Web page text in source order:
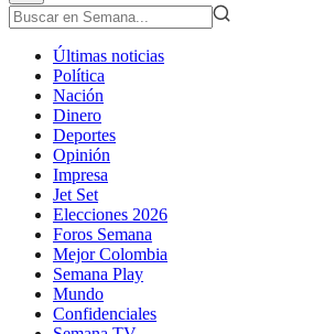
Últimas noticias
Política
Nación
Dinero
Deportes
Opinión
Impresa
Jet Set
Elecciones 2026
Foros Semana
Mejor Colombia
Semana Play
Mundo
Confidenciales